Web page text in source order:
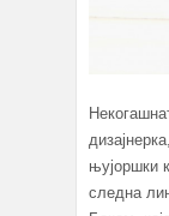
њујоршки
следна